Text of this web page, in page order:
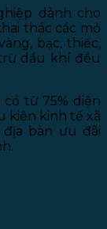
dành cho
thác các mỏ
bạc, thiếc,
dầu khí đều
từ 75% diện
kiện kinh tế xã
bàn ưu đãi